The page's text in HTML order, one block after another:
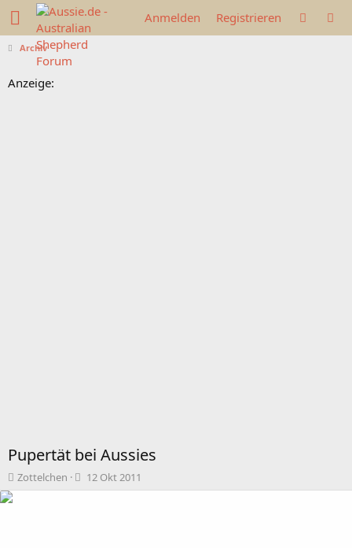
Anmelden Registrieren
Archiv
Anzeige:
Pupertät bei Aussies
T
h
Zottelchen
B
e
12 Okt 2011